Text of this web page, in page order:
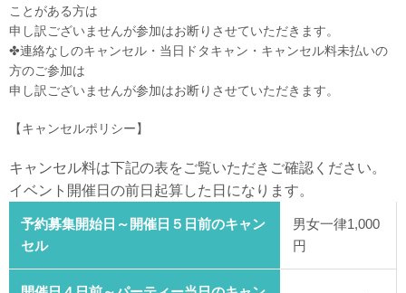
ことがある方は
申し訳ございませんが参加はお断りさせていただきます。
✤連絡なしのキャンセル・当日ドタキャン・キャンセル料未払いの
方のご参加は
申し訳ございませんが参加はお断りさせていただきます。
【キャンセルポリシー】
キャンセル料は下記の表をご覧いただきご確認ください。
イベント開催日の前日起算した日になります。
予約募集開始日～開催日５日前のキャン
セル
男女一律1,000
円